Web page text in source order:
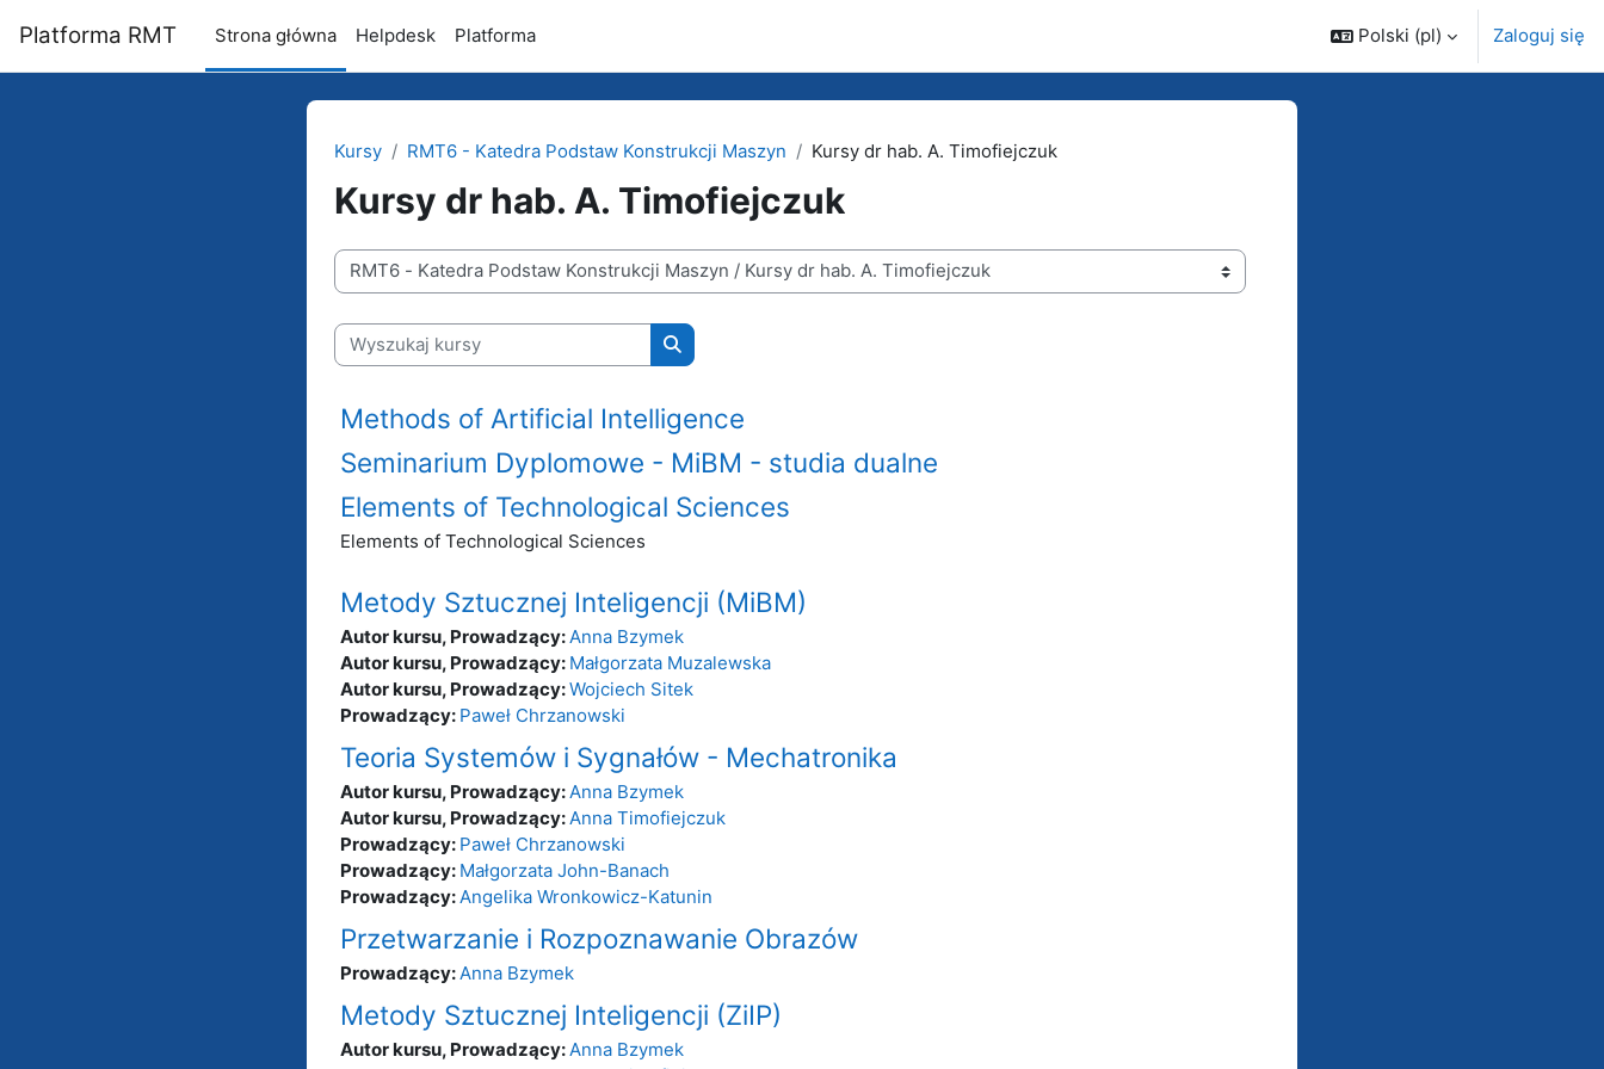
Platforma RMT Strona główna Helpdesk Platforma Polski ‎(pl)‎ Zaloguj się
Kursy RMT6 - Katedra Podstaw Konstrukcji Maszyn Kursy dr hab. A. Timofiejczuk
Kursy dr hab. A. Timofiejczuk
Kategorie kursów
Wyszukaj kursy
Wyszukaj kursy
Methods of Artificial Intelligence
Seminarium Dyplomowe - MiBM - studia dualne
Elements of Technological Sciences
Elements of Technological Sciences
Metody Sztucznej Inteligencji (MiBM)
Autor kursu, Prowadzący:Anna Bzymek
Autor kursu, Prowadzący: Małgorzata Muzalewska
Autor kursu, Prowadzący:Wojciech Sitek
Prowadzący: Paweł Chrzanowski
Teoria Systemów i Sygnałów - Mechatronika
Autor kursu, Prowadzący:Anna Bzymek
Autor kursu, Prowadzący:Anna Timofiejczuk
Prowadzący: Paweł Chrzanowski
Prowadzący: Małgorzata John-Banach
Prowadzący:Angelika Wronkowicz-Katunin
Przetwarzanie i Rozpoznawanie Obrazów
Prowadzący:Anna Bzymek
Metody Sztucznej Inteligencji (ZiIP)
Autor kursu, Prowadzący:Anna Bzymek